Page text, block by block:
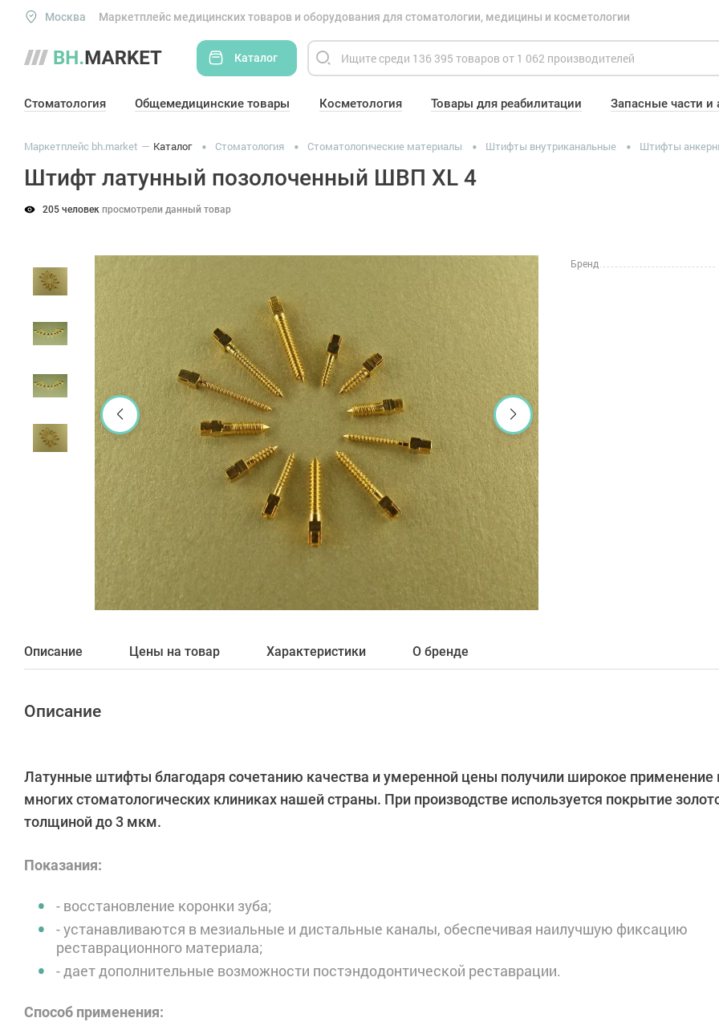
Москва Маркетплейс медицинских товаров и оборудования для стоматологии, медицины и косметологии
Каталог
Стоматология Общемедицинские товары Косметология Товары для реабилитации Запасные части и
Маркетплейс bh.market Каталог Стоматология Стоматологические материалы Штифты внутриканальные Штифты
Штифт латунный позолоченный ШВП XL 4
205 человек просмотрели данный товар
Бренд
Описание Цены на товар Характеристики О бренде
Описание
Латунные штифты благодаря сочетанию качества и умеренной цены получили широкое применение
многих стоматологических клиниках нашей страны. При производстве используется покрытие
толщиной до 3 мкм.
Показания:
- восстановление коронки зуба;
- устанавливаются в мезиальные и дистальные каналы, обеспечивая наилучшую фиксацию
реставрационного материала;
- дает дополнительные возможности постэндодонтической реставрации.
Способ применения: